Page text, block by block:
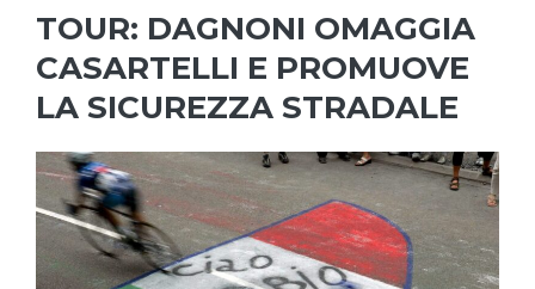
TOUR: DAGNONI OMAGGIA
CASARTELLI E PROMUOVE
LA SICUREZZA STRADALE